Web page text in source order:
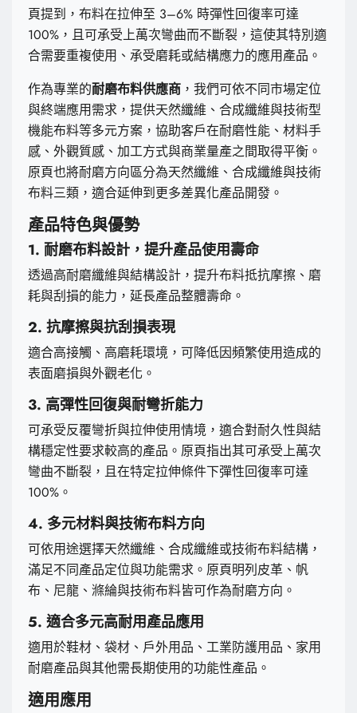
頁提到，布料在拉伸至 3–6% 時彈性回復率可達
100%，且可承受上萬次彎曲而不斷裂，這使其特別適
合需要重複使用、承受磨耗或結構應力的應用產品。
作為專業的耐磨布料供應商 ，我們可依不同市場定位
與終端應用需求，提供天然纖維、合成纖維與技術型
機能布料等多元方案，協助客戶在耐磨性能、材料手
感、外觀質感、加工方式與商業量產之間取得平衡。
原頁也將耐磨方向區分為天然纖維、合成纖維與技術
布料三類，適合延伸到更多差異化產品開發。
產品特色與優勢
1. 耐磨布料設計，提升產品使用壽命
透過高耐磨纖維與結構設計，提升布料抵抗摩擦、磨
耗與刮損的能力，延長產品整體壽命。
2. 抗摩擦與抗刮損表現
適合高接觸、高磨耗環境，可降低因頻繁使用造成的
表面磨損與外觀老化。
3. 高彈性回復與耐彎折能力
可承受反覆彎折與拉伸使用情境，適合對耐久性與結
構穩定性要求較高的產品。原頁指出其可承受上萬次
彎曲不斷裂，且在特定拉伸條件下彈性回復率可達
100%。
4. 多元材料與技術布料方向
可依用途選擇天然纖維、合成纖維或技術布料結構，
滿足不同產品定位與功能需求。原頁明列皮革、帆
布、尼龍、滌綸與技術布料皆可作為耐磨方向。
5. 適合多元高耐用產品應用
適用於鞋材、袋材、戶外用品、工業防護用品、家用
耐磨產品與其他需長期使用的功能性產品。
適用應用